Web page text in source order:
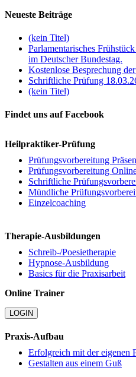
Neueste Beiträge
(kein Titel)
Parlamentarisches
im Deutscher Bundestag.
Kostenlose Besprechung
Schriftliche Prüfung
(kein Titel)
Findet uns auf Facebook
Heilpraktiker-Prüfung
Prüfungsvorbereitung
Prüfungsvorbereitung
Schriftliche
Mündliche
Einzelcoaching
Therapie-Ausbildungen
Schreib-/Poesietherapie
Hypnose-Ausbildung
Basics für die Praxisarbeit
Online Trainer
LOGIN
Praxis-Aufbau
Erfolgreich mit der eigenen
Gestalten aus einem Guß